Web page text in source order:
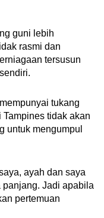
guni lebih
rasmi dan
tersusun
tukang
tidak akan
untuk mengumpul
ayah dan saya
Jadi apabila
pertemuan